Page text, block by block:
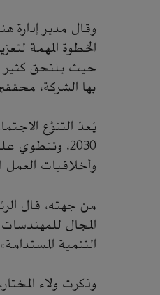
وقال مدير إدارة
الخطوة المهمة
حيث يلتحق كثير
بها الشركة،
يُعدّ التنوُّع
2030،
وأخلاقيات العمل
من جهته، قال
المجال
التنمية
وذكرت ولاء